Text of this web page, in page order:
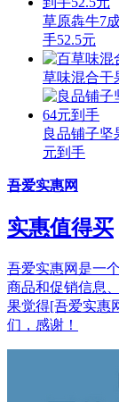
草原犇牛7
手52.5元
草味混合干
良品铺子坚
元到手
吾爱实惠网
实惠值得买
吾爱实惠网是一
商品和促销信息
果觉得[吾爱实惠
们，感谢！